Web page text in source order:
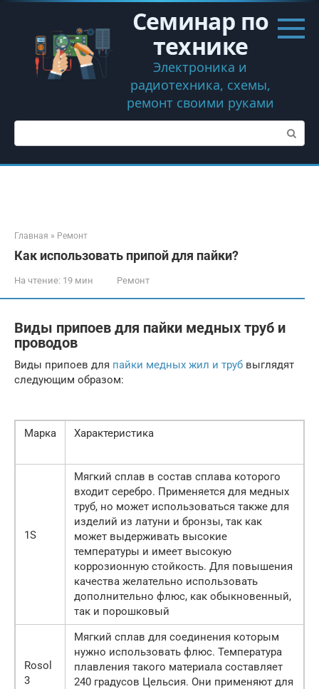
Перейти
контенту
Семинар по
технике
Электроника и
радиотехника, схемы,
ремонт своими руками
Поиск:
Главная » Ремонт
Как использовать припой для пайки?
На чтение: 19 мин Ремонт
Виды припоев для пайки медных труб и
проводов
Виды припоев для пайки медных жил и труб выглядят
следующим образом:
Марка Характеристика
1S
Мягкий сплав в состав сплава которого
входит серебро. Применяется для медных
труб, но может использоваться также для
изделий из латуни и бронзы, так как
может выдерживать высокие
температуры и имеет высокую
коррозионную стойкость. Для повышения
качества желательно использовать
дополнительно флюс, как обыкновенный,
так и порошковый
Rosol
3
Мягкий сплав для соединения которым
нужно использовать флюс. Температура
плавления такого материала составляет
240 градусов Цельсия. Они применяют для